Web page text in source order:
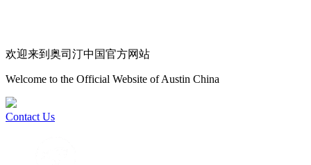
欢迎来到奥司汀中国官方网站
Welcome to the Official Website of Austin China
Contact Us